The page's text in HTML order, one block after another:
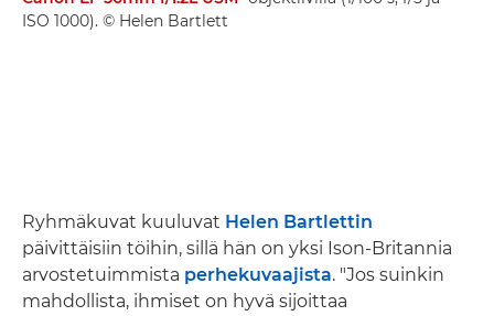
ISO 1000). © Helen Bartlett
Ryhmäkuvat kuuluvat Helen Bartlettin
päivittäisiin töihin, sillä hän on yksi Ison-Britannia
arvostetuimmista perhekuvaajista. "Jos suinkin
mahdollista, ihmiset on hyvä sijoittaa